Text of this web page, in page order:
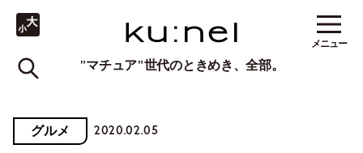
"マチュア"世代のときめき、全部。
メニュー
グルメ 2020.02.05